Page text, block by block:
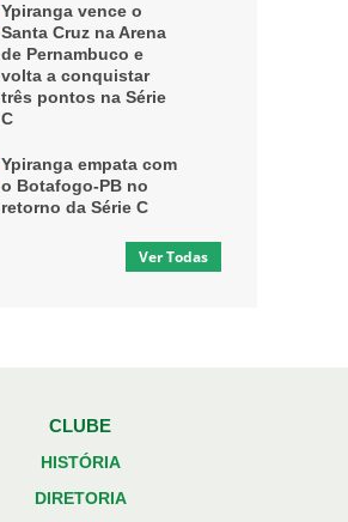
Ypiranga vence o
Santa Cruz na Arena
de Pernambuco e
volta a conquistar
três pontos na Série
C
Ypiranga empata com
o Botafogo-PB no
retorno da Série C
Ver Todas
CLUBE
HISTÓRIA
DIRETORIA